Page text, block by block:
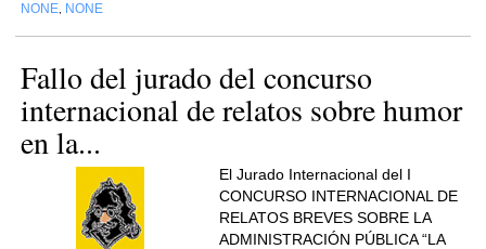
NONE NONE
Fallo del jurado del concurso
internacional de relatos sobre humor
en la...
El Jurado Internacional del I
CONCURSO INTERNACIONAL DE
RELATOS BREVES SOBRE LA
ADMINISTRACIÓN PÚBLICA “LA